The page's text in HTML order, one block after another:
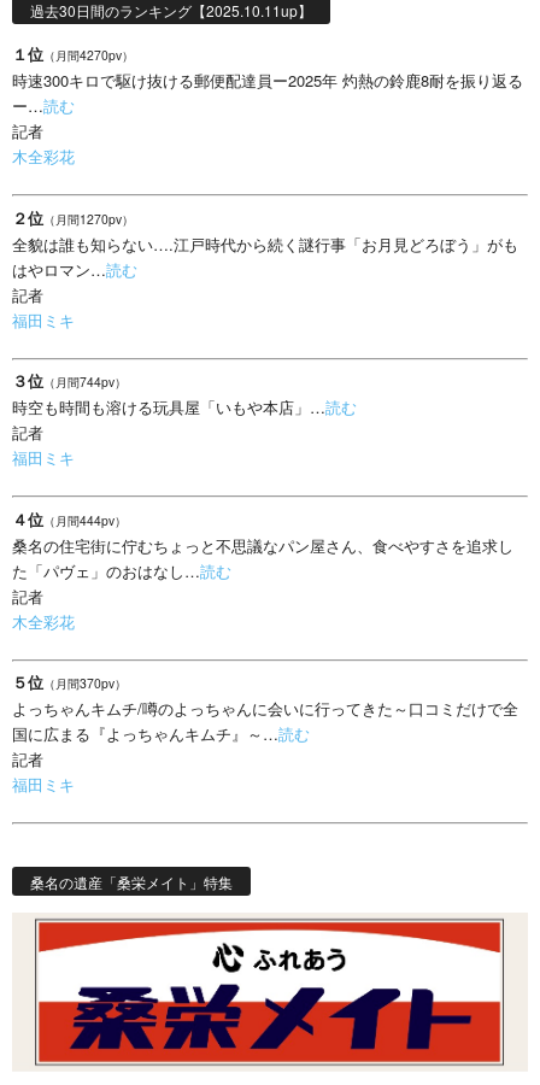
過去30日間のランキング【2025.10.11up】
１位 （月間4270pv）
時速300キロで駆け抜ける郵便配達員ー2025年 灼熱の鈴鹿8耐を振り返る
ー…読む
記者
木全彩花
２位 （月間1270pv）
全貌は誰も知らない….江戸時代から続く謎行事「お月見どろぼう」がも
はやロマン…読む
記者
福田ミキ
３位 （月間744pv）
時空も時間も溶ける玩具屋「いもや本店」…読む
記者
福田ミキ
４位 （月間444pv）
桑名の住宅街に佇むちょっと不思議なパン屋さん、食べやすさを追求し
た「パヴェ」のおはなし…読む
記者
木全彩花
５位 （月間370pv）
よっちゃんキムチ/噂のよっちゃんに会いに行ってきた～口コミだけで全
国に広まる『よっちゃんキムチ』～…読む
記者
福田ミキ
桑名の遺産「桑栄メイト」特集